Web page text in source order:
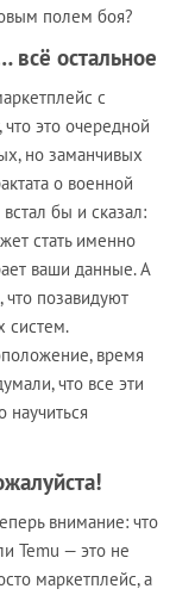
полем боя?
всё остальное
с
это очередной
но заманчивых
о военной
бы и сказал:
стать именно
ваши данные. А
что позавидуют
систем.
время
что все эти
научиться
внимание: что
Temu — это не
маркетплейс, а